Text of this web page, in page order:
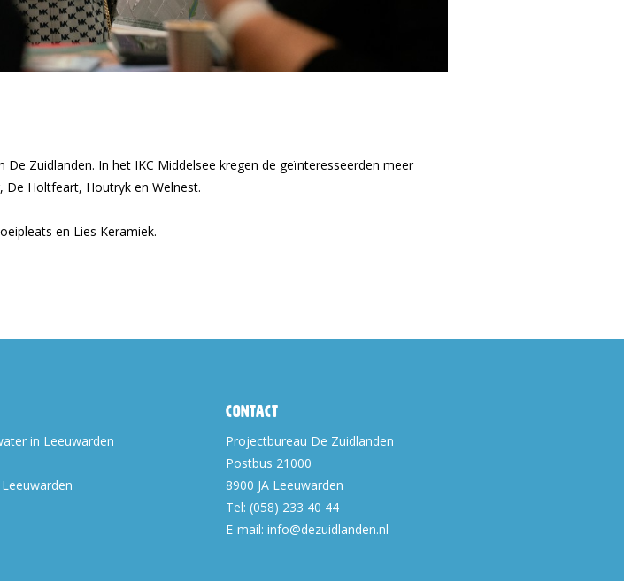
Zuidlanden. In het IKC Middelsee kregen de geïnteresseerden meer
Holtfeart, Houtryk en Welnest.
en Lies Keramiek.
in Leeuwarden
Contact
Projectbureau De Zuidlanden
Postbus 21000
8900 JA Leeuwarden
Tel: (058) 233 40 44
E-mail: info@dezuidlanden.nl